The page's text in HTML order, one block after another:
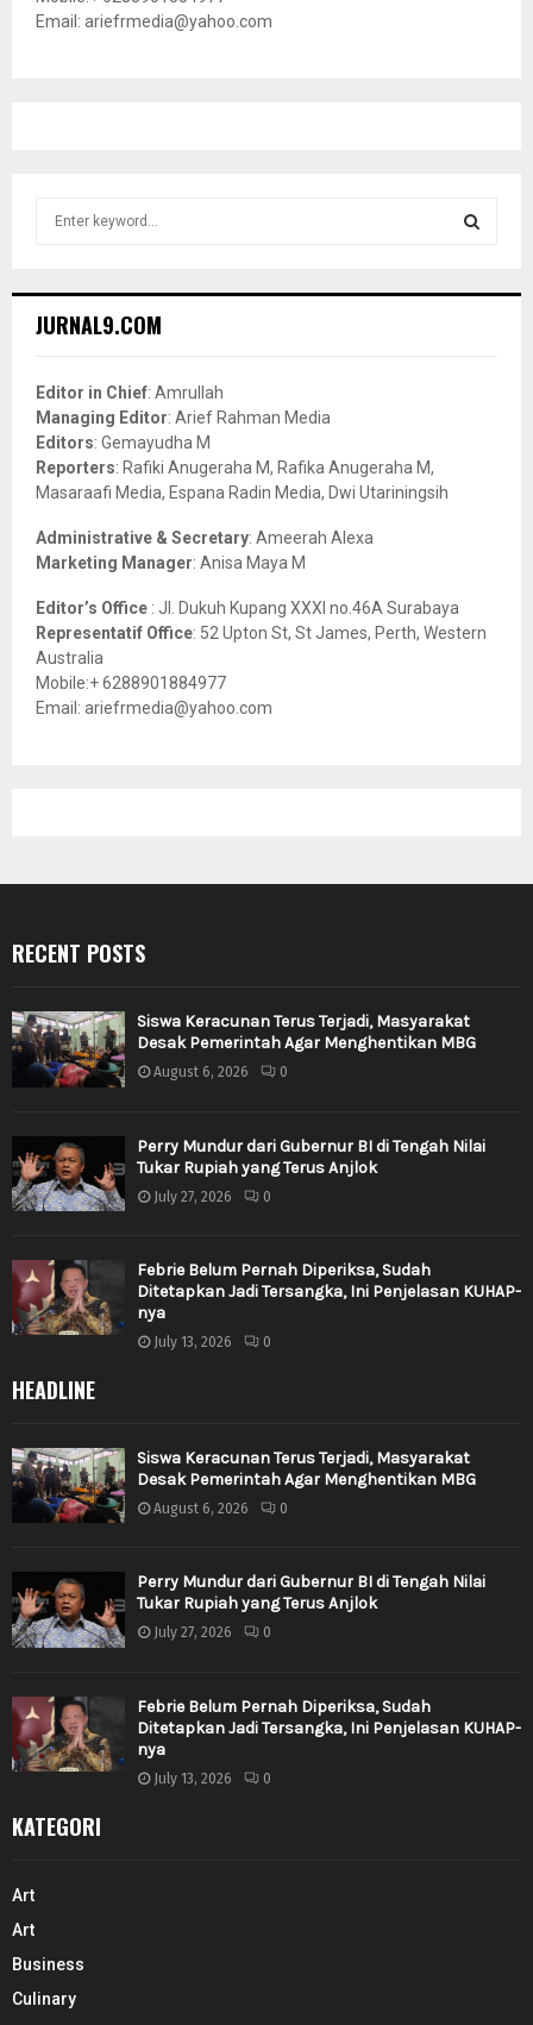
Email: ariefrmedia@yahoo.com
h
o
r
:
JURNAL9.COM
Editor in Chief: Amrullah
Managing Editor: Arief Rahman Media
Editors: Gemayudha M
Reporters: Rafiki Anugeraha M, Rafika Anugeraha M,
Masaraafi Media, Espana Radin Media, Dwi Utariningsih
Administrative & Secretary: Ameerah Alexa
Marketing Manager: Anisa Maya M
Editor’s Office : Jl. Dukuh Kupang XXXI no.46A Surabaya
Representatif Office: 52 Upton St, St James, Perth, Western
Australia
Mobile:+ 6288901884977
Email: ariefrmedia@yahoo.com
RECENT POSTS
Siswa Keracunan Terus Terjadi, Masyarakat
Desak Pemerintah Agar Menghentikan MBG
August 6, 2026 0
Perry Mundur dari Gubernur BI di Tengah Nilai
Tukar Rupiah yang Terus Anjlok
July 27, 2026 0
Febrie Belum Pernah Diperiksa, Sudah
Ditetapkan Jadi Tersangka, Ini Penjelasan KUHAP-
nya
July 13, 2026 0
HEADLINE
Siswa Keracunan Terus Terjadi, Masyarakat
Desak Pemerintah Agar Menghentikan MBG
August 6, 2026 0
Perry Mundur dari Gubernur BI di Tengah Nilai
Tukar Rupiah yang Terus Anjlok
July 27, 2026 0
Febrie Belum Pernah Diperiksa, Sudah
Ditetapkan Jadi Tersangka, Ini Penjelasan KUHAP-
nya
July 13, 2026 0
KATEGORI
Art
Art
Business
Culinary